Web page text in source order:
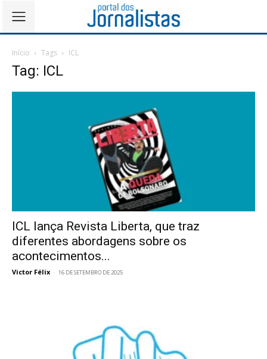
Início Tags ICL
Tag: ICL
ICL lança Revista Liberta, que traz
diferentes abordagens sobre os
acontecimentos...
Victor Félix - 16 DE SETEMBRO DE 2025